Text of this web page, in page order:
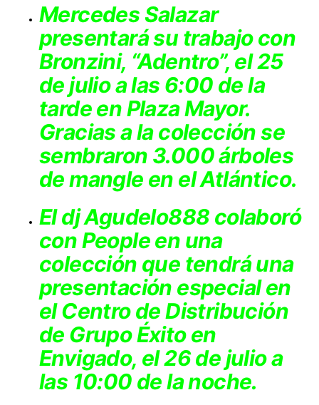
Mercedes Salazar
presentará su trabajo con
Bronzini, “Adentro”, el 25
de julio a las 6:00 de la
tarde en Plaza Mayor.
Gracias a la colección se
sembraron 3.000 árboles
de mangle en el Atlántico.
El dj Agudelo888 colaboró
con People en una
colección que tendrá una
presentación especial en
el Centro de Distribución
de Grupo Éxito en
Envigado, el 26 de julio a
las 10:00 de la noche.